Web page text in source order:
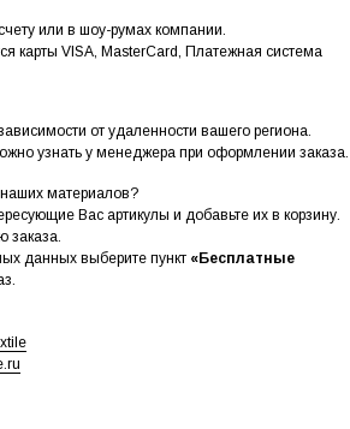
или в шоу-румах компании.
карты VISA, MasterCard, Платежная система
от удаленности вашего региона.
узнать у менеджера при оформлении заказа.
материалов?
Вас артикулы и добавьте их в корзину.
заказа.
данных выберите пункт «Бесплатные